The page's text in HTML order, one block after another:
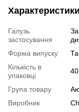
Характеристики
Галузь
застосування
Форма випуску
Кількість в
упаковці
Група товару
Виробник